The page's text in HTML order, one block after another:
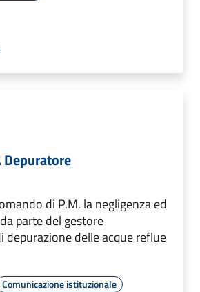
Depuratore
di P.M. la negligenza ed
parte del gestore
depurazione delle acque reflue
Comunicazione istituzionale